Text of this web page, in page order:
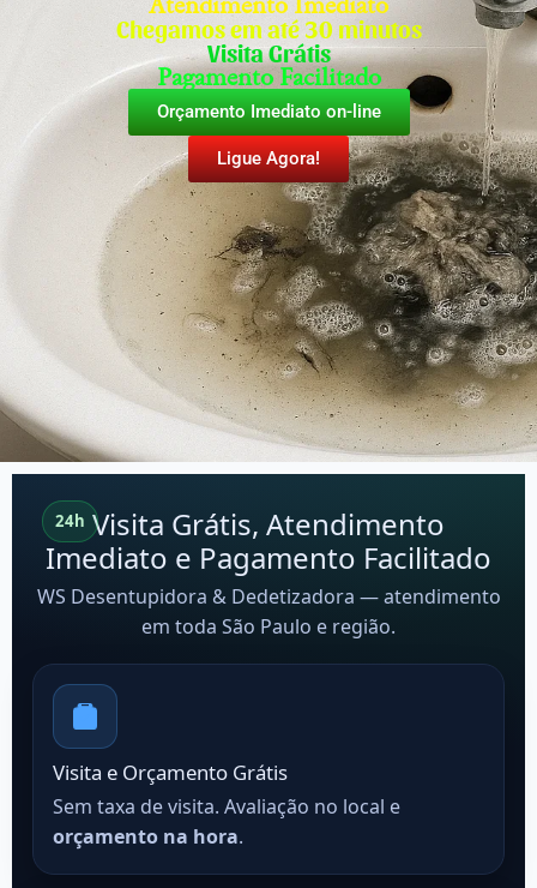
Chegamos em até 30 minutos
Visita Grátis
Pagamento Facilitado
Orçamento Imediato on-line
Ligue Agora!
24h Visita Grátis, Atendimento
Imediato e Pagamento Facilitado
WS Desentupidora & Dedetizadora — atendimento
em toda São Paulo e região.
Visita e Orçamento Grátis
Sem taxa de visita. Avaliação no local e
orçamento na hora.